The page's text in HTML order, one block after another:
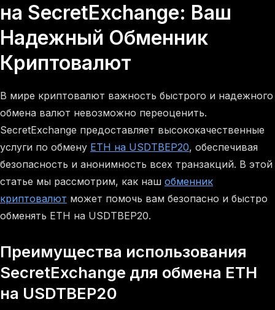
на SecretExchange: Ваш
Надежный Обменник
Криптовалют
В мире криптовалют важность быстрого и надежного
обмена валют невозможно переоценить.
SecretExchange предоставляет высококачественные
услуги по обмену ETH на USDTBEP20, обеспечивая
безопасность и анонимность всех транзакций. В этой
статье мы рассмотрим, как наш обменник
криптовалют может помочь вам безопасно и быстро
обменять ETH на USDTBEP20.
Преимущества использования
SecretExchange для обмена ETH
на USDTBEP20